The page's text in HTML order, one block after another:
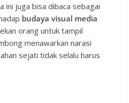
ini juga bisa dibaca sebagai
budaya visual media
orang untuk tampil
menawarkan narasi
sejati tidak selalu harus